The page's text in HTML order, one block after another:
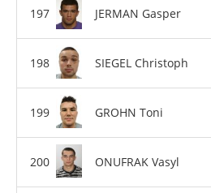
JERMAN Gasper
SIEGEL Christoph
GROHN Toni
ONUFRAK Vasyl